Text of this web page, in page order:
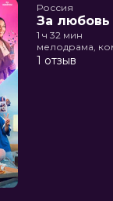
Россия
За любовь
1 ч 32 мин
мелодрама,
1 отзыв